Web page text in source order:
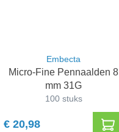
Embecta
Micro-Fine Pennaalden 8
mm 31G
100 stuks
€ 20,98